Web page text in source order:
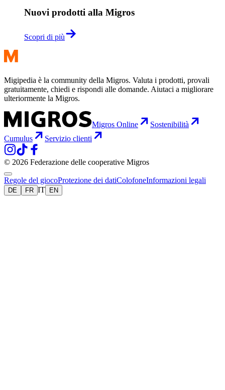
Nuovi prodotti alla Migros
Scopri di più
Migipedia è la community della Migros. Valuta i prodotti, provali
gratuitamente, chiedi e rispondi alle domande. Aiutaci a migliorare
ulteriormente la Migros.
Migros Online
Sostenibilità
Cumulus
Servizio clienti
© 2026 Federazione delle cooperative Migros
Regole del giocoProtezione dei datiColofoneInformazioni legali
DE FR IT EN